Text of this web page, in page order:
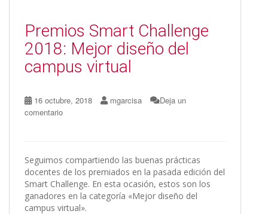
Premios Smart Challenge
2018: Mejor diseño del
campus virtual
16 octubre, 2018 mgarcisa
Deja un
comentario
Seguimos compartiendo las buenas prácticas
docentes de los premiados en la pasada edición del
Smart Challenge. En esta ocasión, estos son los
ganadores en la categoría «Mejor diseño del
campus virtual».